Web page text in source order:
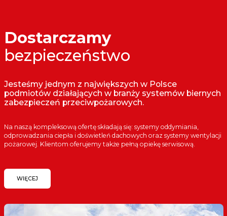
Dostarczamy
bezpieczeństwo
Jesteśmy jednym z największych w Polsce
podmiotów działających w branży systemów biernych
zabezpieczeń przeciwpożarowych.
Na naszą kompleksową ofertę składają się: systemy oddymiania,
odprowadzania ciepła i doświetleń dachowych oraz systemy wentylacji
pożarowej. Klientom oferujemy także pełną opiekę serwisową.
WIĘCEJ